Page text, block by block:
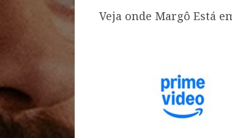
Veja onde Margô Está